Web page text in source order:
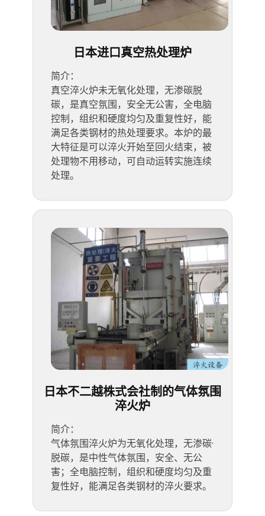
日本进口真空热处理炉
简介：
真空淬火炉未无氧化处理，无渗碳脱
碳，是真空氛围，安全无公害，全电脑
控制，组织和硬度均匀及重复性好，能
满足各类钢材的热处理要求。本炉的最
大特征是可以淬火开始至回火结束，被
处理物不用移动，可自动运转实施连续
处理。
日本不二越株式会社制的气体氛围
淬火炉
简介：
气体氛围淬火炉为无氧化处理，无渗碳·
脱碳，是中性气体氛围，安全、无公
害；全电脑控制，组织和硬度均匀及重
复性好，能满足各类钢材的淬火要求。